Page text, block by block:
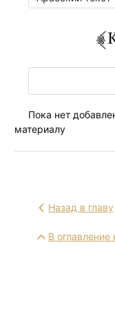
Пока нет
материалу
Назад в главу
В оглавление